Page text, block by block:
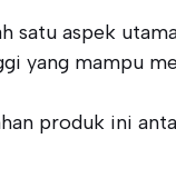
satu aspek
yang mampu
produk ini